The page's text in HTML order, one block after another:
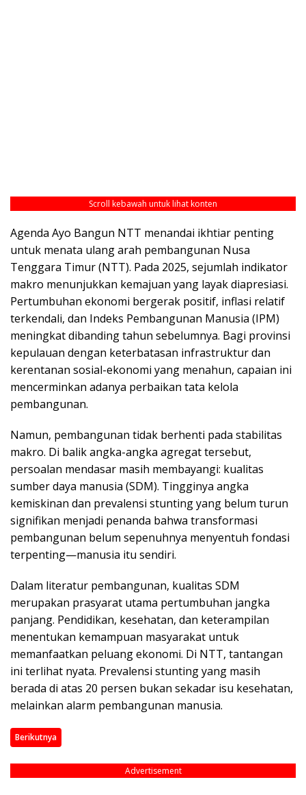
Scroll kebawah untuk lihat konten
Agenda Ayo Bangun NTT menandai ikhtiar penting
untuk menata ulang arah pembangunan Nusa
Tenggara Timur (NTT). Pada 2025, sejumlah indikator
makro menunjukkan kemajuan yang layak diapresiasi.
Pertumbuhan ekonomi bergerak positif, inflasi relatif
terkendali, dan Indeks Pembangunan Manusia (IPM)
meningkat dibanding tahun sebelumnya. Bagi provinsi
kepulauan dengan keterbatasan infrastruktur dan
kerentanan sosial-ekonomi yang menahun, capaian ini
mencerminkan adanya perbaikan tata kelola
pembangunan.
Namun, pembangunan tidak berhenti pada stabilitas
makro. Di balik angka-angka agregat tersebut,
persoalan mendasar masih membayangi: kualitas
sumber daya manusia (SDM). Tingginya angka
kemiskinan dan prevalensi stunting yang belum turun
signifikan menjadi penanda bahwa transformasi
pembangunan belum sepenuhnya menyentuh fondasi
terpenting—manusia itu sendiri.
Dalam literatur pembangunan, kualitas SDM
merupakan prasyarat utama pertumbuhan jangka
panjang. Pendidikan, kesehatan, dan keterampilan
menentukan kemampuan masyarakat untuk
memanfaatkan peluang ekonomi. Di NTT, tantangan
ini terlihat nyata. Prevalensi stunting yang masih
berada di atas 20 persen bukan sekadar isu kesehatan,
melainkan alarm pembangunan manusia.
Berikutnya
Advertisement